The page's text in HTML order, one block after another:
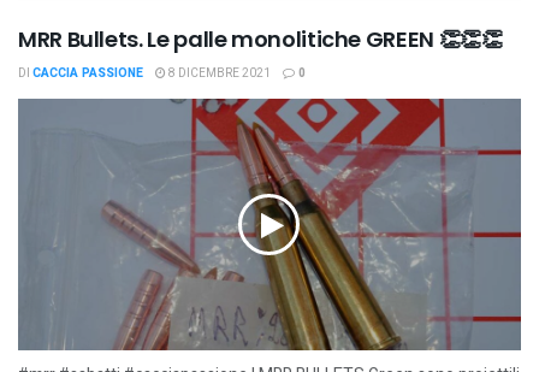
MRR Bullets. Le palle monolitiche GREEN 👏👏👏
DI CACCIA PASSIONE 8 DICEMBRE 2021 0